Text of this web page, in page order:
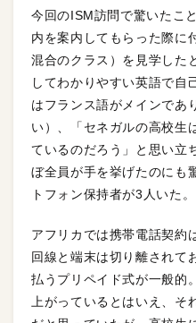
今回のISM訪問で驚いたこ
内を案内してもらった際に
混合のクラス）を見学した
してわかりやすい英語で自
はフランス語がメインであ
い）、「セネガルの高校生
ているのだろう」と思い立
ぼ全員が手を挙げたのにも
トフォン保持者が3人いた。
アフリカでは携帯電話契約
回線と端末は切り離されて
払うプリペイド式が一般的
上がっているとはいえ、そ